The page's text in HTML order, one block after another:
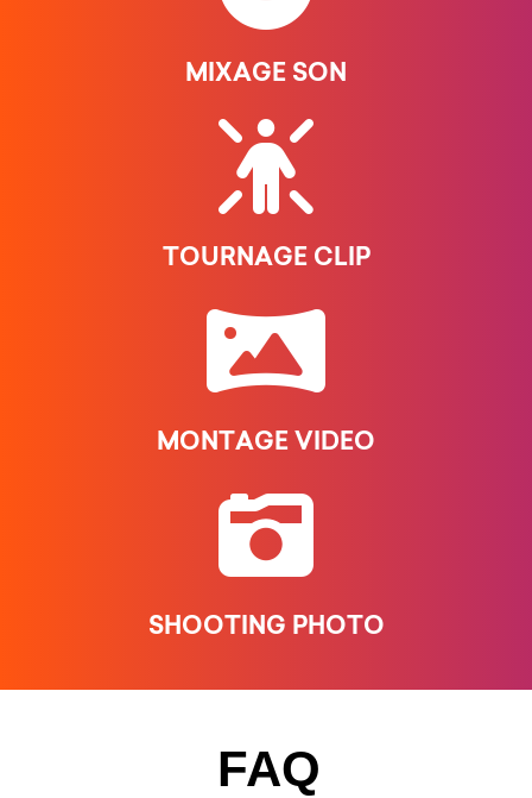
MIXAGE SON
TOURNAGE CLIP
MONTAGE VIDEO
SHOOTING PHOTO
FAQ